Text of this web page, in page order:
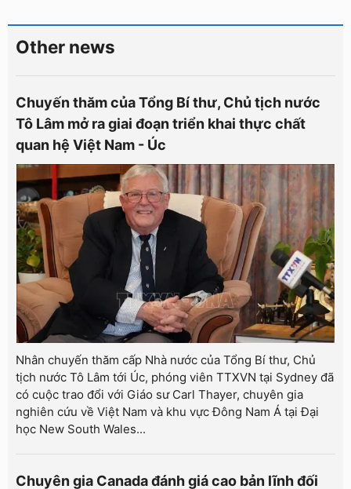
Other news
Chuyến thăm của Tổng Bí thư, Chủ tịch nước
Tô Lâm mở ra giai đoạn triển khai thực chất
quan hệ Việt Nam - Úc
Nhân chuyến thăm cấp Nhà nước của Tổng Bí thư, Chủ
tịch nước Tô Lâm tới Úc, phóng viên TTXVN tại Sydney đã
có cuộc trao đổi với Giáo sư Carl Thayer, chuyên gia
nghiên cứu về Việt Nam và khu vực Đông Nam Á tại Đại
học New South Wales...
Chuyên gia Canada đánh giá cao bản lĩnh đối